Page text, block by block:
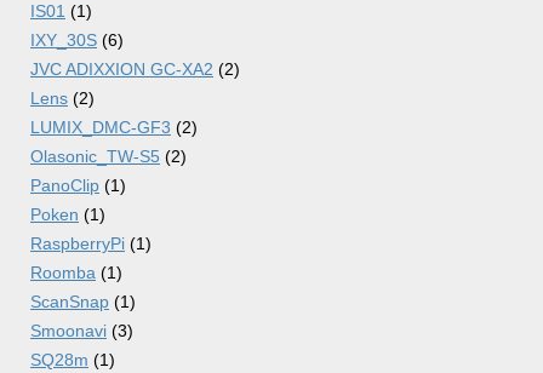
IS01 (1)
IXY_30S (6)
JVC ADIXXION GC-XA2 (2)
Lens (2)
LUMIX_DMC-GF3 (2)
Olasonic_TW-S5 (2)
PanoClip (1)
Poken (1)
RaspberryPi (1)
Roomba (1)
ScanSnap (1)
Smoonavi (3)
SQ28m (1)